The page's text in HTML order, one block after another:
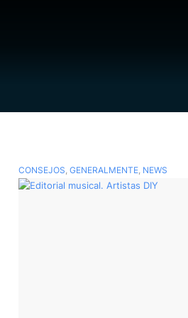
CONSEJOS,GENERALMENTE, NEWS